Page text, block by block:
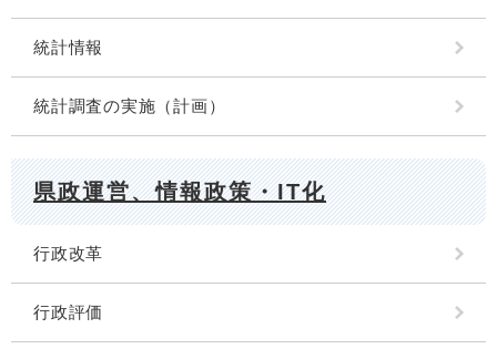
統計情報
統計調査の実施（計画）
県政運営、情報政策・IT化
行政改革
行政評価